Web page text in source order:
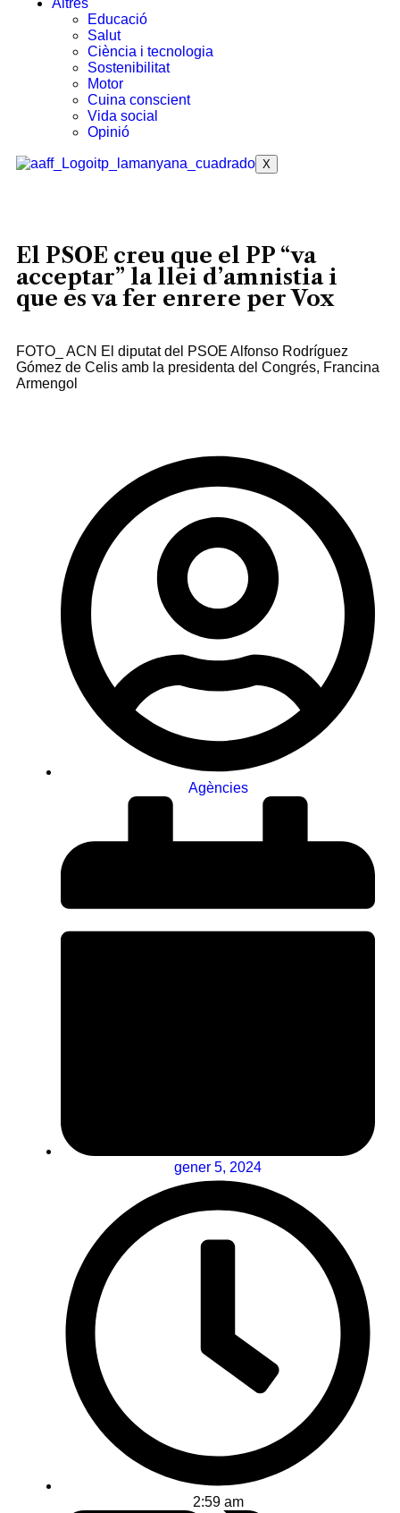
Altres
Educació
Salut
Ciència i tecnologia
Sostenibilitat
Motor
Cuina conscient
Vida social
Opinió
X
El PSOE creu que el PP “va
acceptar” la llei d’amnistia i
que es va fer enrere per Vox
FOTO_ ACN El diputat del PSOE Alfonso Rodríguez
Gómez de Celis amb la presidenta del Congrés, Francina
Armengol
Agències
gener 5, 2024
2:59 am